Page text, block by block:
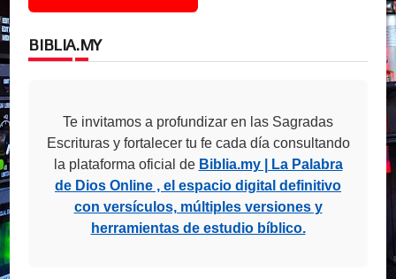
BIBLIA.MY
Te invitamos a profundizar en las Sagradas
Escrituras y fortalecer tu fe cada día consultando
la plataforma oficial de Biblia.my | La Palabra
de Dios Online , el espacio digital definitivo
con versículos, múltiples versiones y
herramientas de estudio bíblico.